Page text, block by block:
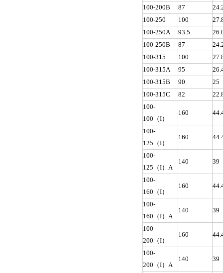
100-200B
87
100-250
100
100-250A
93.5
100-250B
87
100-315
100
100-315A
95
100-315B
90
25
100-315C
82
100-
100（I）
160
100-
125（I）
160
100-
125（I）A
140 39
100-
160（I）
160
100-
160（I）A
140 39
100-
200（I）
160
100-
200（I）A
140 39